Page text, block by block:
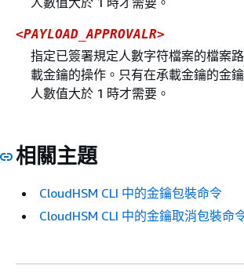
<PAYLOAD_APPROVALR>
指定已簽署規定人數字符檔案的檔案
載金鑰的操作。只有在承載金鑰的金
人數值大於 1 時才需要。
相關主題
CloudHSM CLI 中的金鑰包裝命令
CloudHSM CLI 中的金鑰取消包裝命